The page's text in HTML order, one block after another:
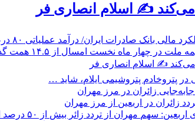
می‌کند ✍️ اسلام انصاری فر
بانک صادرات ایران/ درآمد عملیاتی ۸۰ درصد رشد کرد
نخست امسال از ۱۴.۵ همت گذشت/ رشد ۹۰ درصدی نسبت به مدت مشابه سال گذشته
می‌کند ✍️ اسلام انصاری فر
پتروخادم پتروشیمی ایلام، شاید …
زائران در مرز مهران
سهم مهران از تردد زائر بیش از ۵۰ درصد است